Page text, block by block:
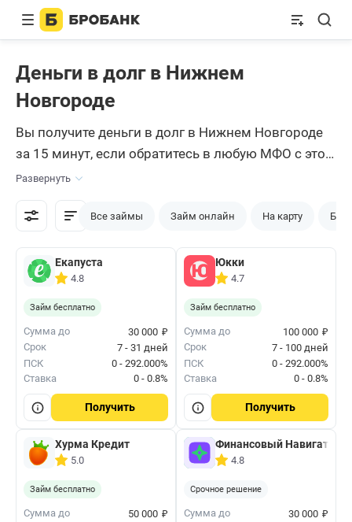
Деньги в долг в Нижнем
Новгороде
Вы получите деньги в долг в Нижнем Новгороде
за 15 минут, если обратитесь в любую МФО с этой
страницы. Мы собрали предложения компаний,
которые принимают заявки круглосуточно,
одобряют их за пару минут и моментально
подходящее предложение и подавайте запрос.
Развернуть
Все займы Займ онлайн На карту Без
Екапуста
4.8
Займ бесплатно
Сумма до 30 000 ₽
Срок
7 - 31 дней
ПСК
0 - 292.000%
Ставка
0 - 0.8%
Получить
Юкки
4.7
Займ бесплатно
Сумма до 100 000 ₽
Срок
7 - 100 дней
ПСК
0 - 292.000%
Ставка
0 - 0.8%
Получить
Хурма Кредит
5.0
Займ бесплатно
Сумма до 50 000 ₽
Финансовый Навигатор
4.8
Срочное решение
Сумма до 30 000 ₽